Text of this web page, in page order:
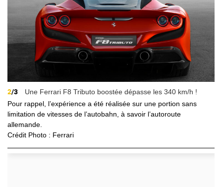
2/3
Une Ferrari F8 Tributo boostée dépasse les 340 km/h !
Pour rappel, l’expérience a été réalisée sur une portion sans
limitation de vitesses de l’autobahn, à savoir l’autoroute
allemande.
Crédit Photo : Ferrari